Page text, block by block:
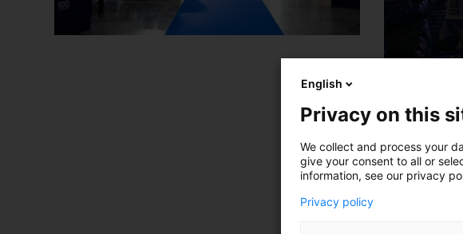
English
Privacy on this
We collect and process your
give your consent to all or
information, see our privacy
Privacy policy